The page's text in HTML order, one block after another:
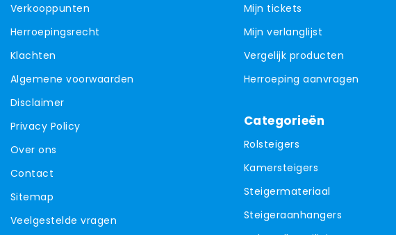
Verkooppunten
Herroepingsrecht
Klachten
Algemene voorwaarden
Disclaimer
Privacy Policy
Over ons
Contact
Sitemap
Veelgestelde vragen
Mijn tickets
Mijn verlanglijst
Vergelijk producten
Herroeping aanvragen
Categorieën
Rolsteigers
Kamersteigers
Steigermateriaal
Steigeraanhangers